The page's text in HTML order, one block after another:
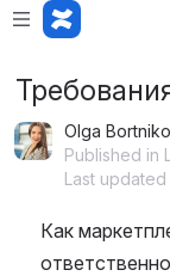
Olga
Published
Last
Как